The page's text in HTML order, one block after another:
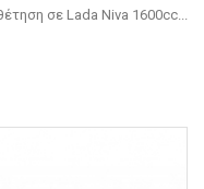
σε Lada Niva 1600cc...